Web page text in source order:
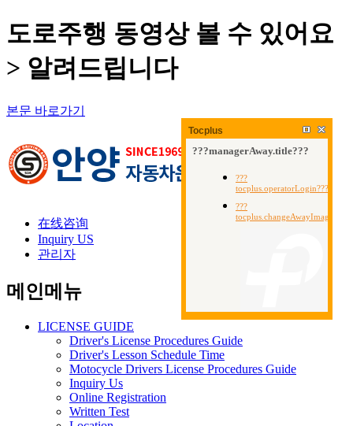
도로주행 동영상 볼 수 있어요
> 알려드립니다
본문 바로가기
在线咨询
Inquiry US
관리자
메인메뉴
LICENSE GUIDE
Driver's License Procedures Guide
Driver's Lesson Schedule Time
Motocycle Drivers License Procedures Guide
Inquiry Us
Online Registration
Written Test
Tocplus